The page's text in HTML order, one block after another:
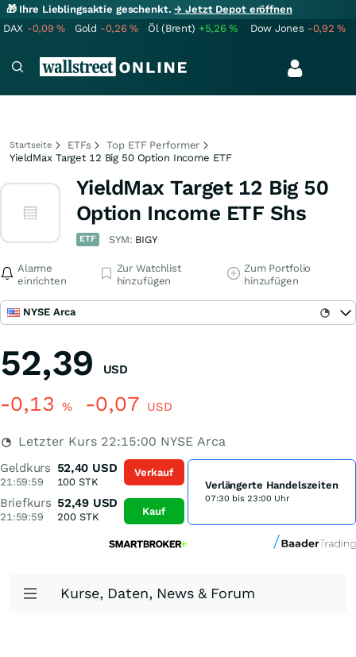
🎁 Ihre Lieblingsaktie geschenkt.→ Jetzt Depot eröffnen
DAX -0,09% Gold -0,26% Öl (Brent) +5,26% Dow Jones -0,92%
Startseite ETFs
Top ETF Performer
YieldMax Target 12 Big 50 Option Income ETF
YieldMax Target 12 Big 50
Option Income ETF Shs
ETF SYM: BIGY
Alarme
einrichten
Zur Watchlist
hinzufügen
Zum Portfolio
hinzufügen
NYSE Arca
52,39 USD
-0,13 % -0,07 USD
Letzter Kurs 22:15:00 NYSE Arca
Geldkurs
21:59:59
52,40 USD
100 STK
Briefkurs
21:59:59
52,49 USD
200STK
Verkauf
Kauf
Verlängerte Handelszeiten
07:30 bis 23:00 Uhr
Kurse, Daten, News & Forum